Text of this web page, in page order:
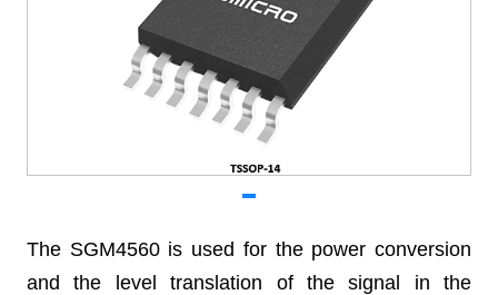
The SGM4560 is used for the power conversion
and the level translation of the signal in the